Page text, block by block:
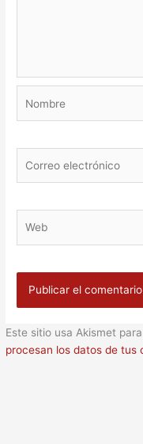
electrónico
Este sitio usa Akismet
procesan los datos de tus